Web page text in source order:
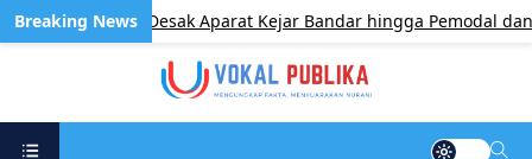
Kepri Desak Aparat Kejar Bandar hingga Pemodal dan